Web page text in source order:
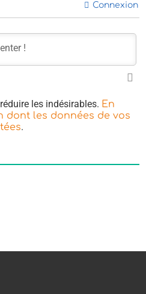
Connexion
les indésirables. En
dont les données de vos
.